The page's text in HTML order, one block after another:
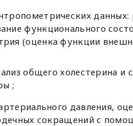
функционального
(оценка функции
общего холестерина
;
давления,
сокращений с